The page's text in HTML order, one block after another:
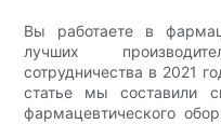
Вы работаете в
лучших
сотрудничества в 2021
статье мы составили
фармацевтического